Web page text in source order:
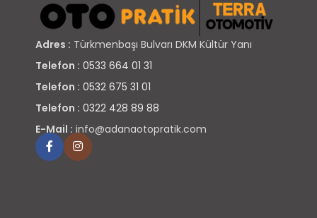
Adres : Türkmenbaşı Bulvarı DKM Kültür Yanı
Telefon : 0533 664 01 31
Telefon : 0532 675 31 01
Telefon : 0322 428 89 88
E-Mail : info@adanaotopratik.com